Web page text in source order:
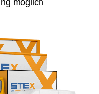
möglich